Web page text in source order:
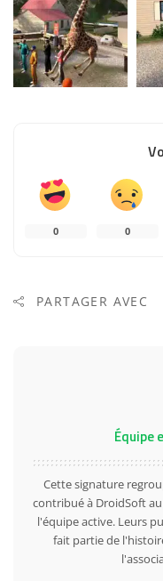
0 0
PARTAGER AVEC
Équipe
Cette signature
contribué à DroidSoft
l'équipe active. Leurs
fait partie de